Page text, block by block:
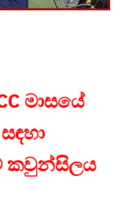
මාසයේ
කවුන්සිලය